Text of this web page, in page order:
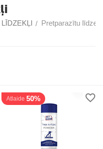
/ Pretparazītu
Atlaide 50%